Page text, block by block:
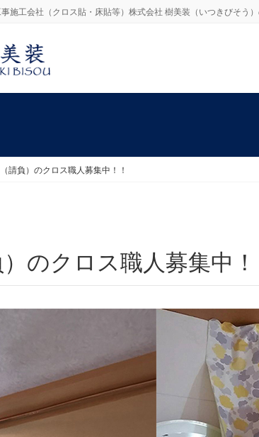
施工会社（クロス貼・床貼等）株式会社 樹美装（いつきびそう）
請負）のクロス職人募集中！！
）のクロス職人募集中！